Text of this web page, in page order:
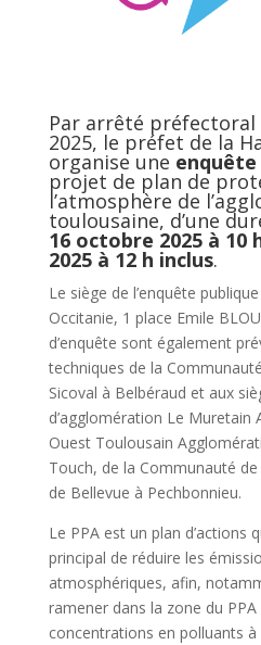
Par arrêté
2025, le préfet de la
organise une
projet de plan de
l’atmosphère de
toulousaine, d’une
16 octobre 2025 à 10
2025 à 12 h inclus.
Le siège de l’enquête
Occitanie, 1 place Emile
d’enquête sont également
techniques de la
Sicoval à Belbéraud et aux
d’agglomération Le Muretain
Ouest Toulousain
Touch, de la Communauté
de Bellevue à Pechbonnieu.
Le PPA est un plan d’actions
principal de réduire les
atmosphériques, afin,
ramener dans la zone du
concentrations en polluants